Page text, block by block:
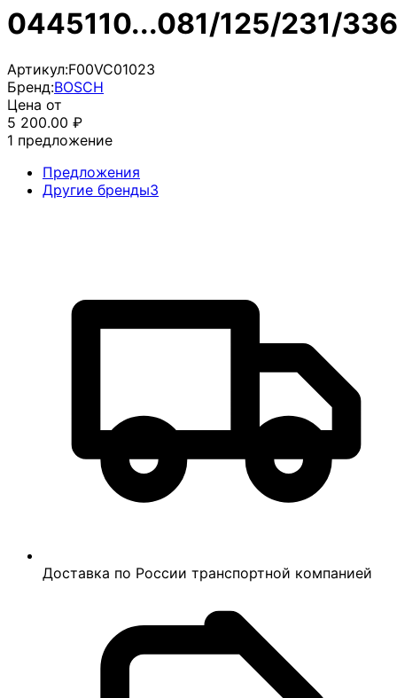
0445110...081/125/231/
Артикул:F00VC01023
Бренд:BOSCH
Цена от
5 200.00 ₽
1 предложение
Предложения
Другие бренды3
Доставка по России транспортной компанией